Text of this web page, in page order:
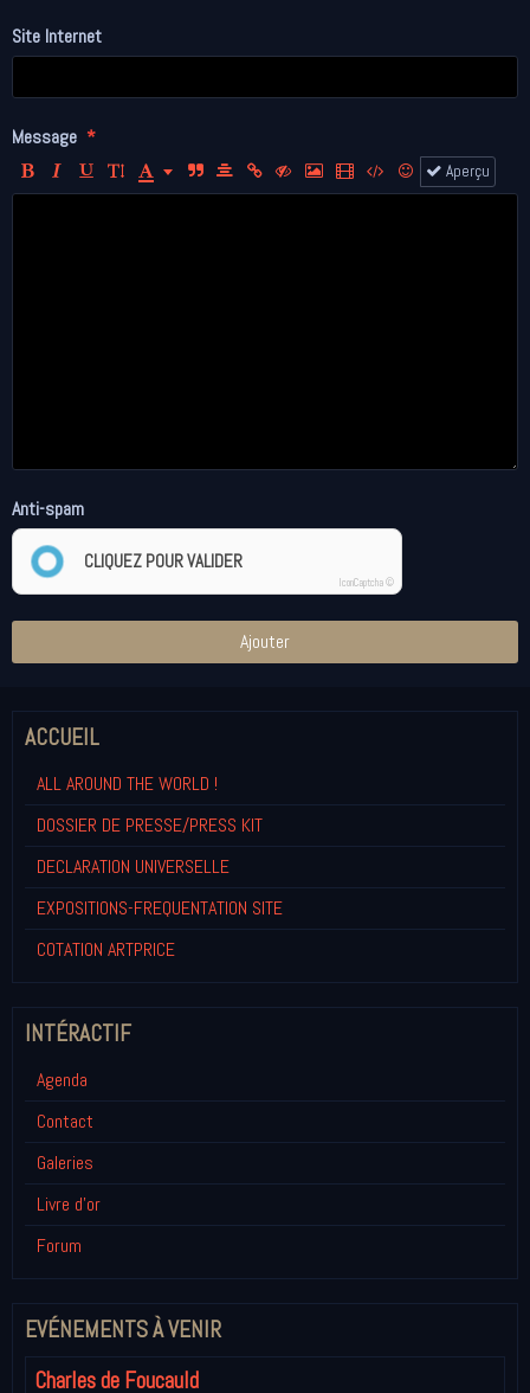
Site Internet
Message
Aperçu
Anti-spam
CLIQUEZ POUR VALIDER
IconCaptcha ©
Ajouter
ACCUEIL
ALL AROUND THE WORLD !
DOSSIER DE PRESSE/PRESS KIT
DECLARATION UNIVERSELLE
EXPOSITIONS-FREQUENTATION SITE
COTATION ARTPRICE
INTÉRACTIF
Agenda
Contact
Galeries
Livre d'or
Forum
EVÉNEMENTS À VENIR
Charles de Foucauld